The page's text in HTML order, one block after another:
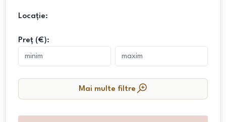
Locație:
Preț (€):
Mai multe filtre